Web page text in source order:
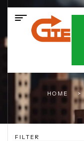
HOME >
FILTER